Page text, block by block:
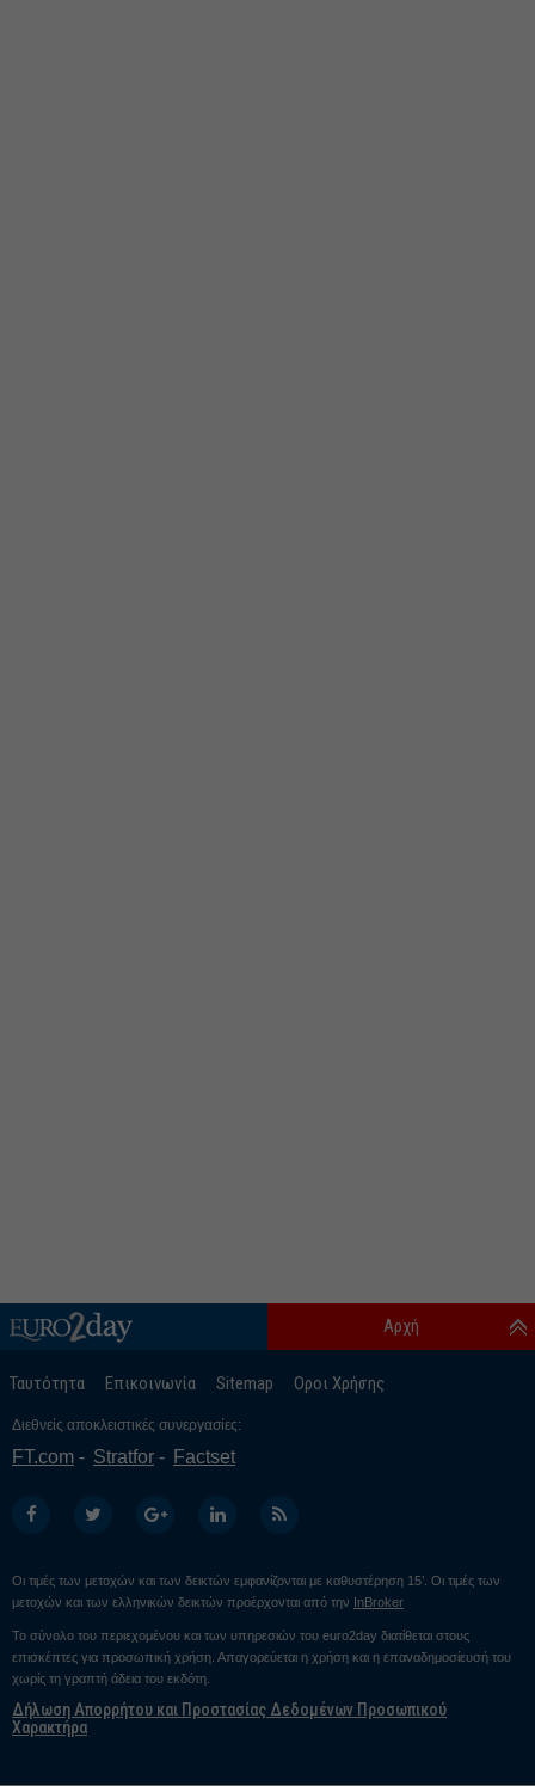
Ταυτότητα Επικοινωνία Sitemap Οροι Χρήσης
Αρχή
Διεθνείς αποκλειστικές συνεργασίες:
FT.com Stratfor Factset
Οι τιμές των μετοχών και των δεικτών εμφανίζονται με καθυστέρηση 15’. Οι τιμές των
μετοχών και των ελληνικών δεικτών προέρχονται από την InBroker
Το σύνολο του περιεχομένου και των υπηρεσιών του euro2day διατίθεται στους
επισκέπτες για προσωπική χρήση. Απαγορεύεται η χρήση και η επαναδημοσίευσή του
χωρίς τη γραπτή άδεια του εκδότη.
Δήλωση Απορρήτου και Προστασίας Δεδομένων Προσωπικού
Χαρακτήρα